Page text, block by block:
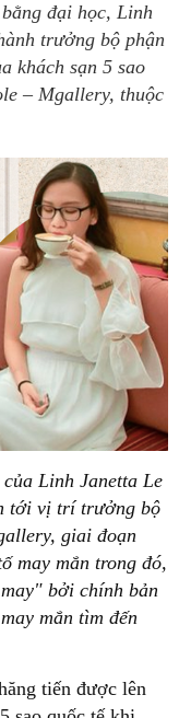
đại học, Linh
trưởng bộ phận
khách sạn 5 sao
– Mgallery, thuộc
Linh Janetta Le
tới vị trí trưởng bộ
giai đoạn
may mắn trong đó,
bởi chính bản
mắn tìm đến
tiến được lên